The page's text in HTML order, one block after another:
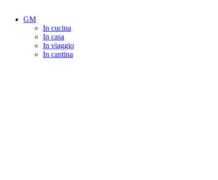
GM
In cucina
In casa
In viaggio
In cantina